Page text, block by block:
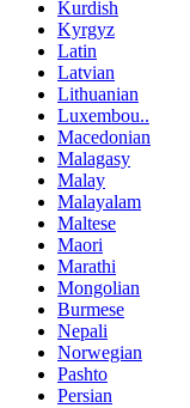
Kurdish
Kyrgyz
Latin
Latvian
Lithuanian
Luxembou..
Macedonian
Malagasy
Malay
Malayalam
Maltese
Maori
Marathi
Mongolian
Burmese
Nepali
Norwegian
Pashto
Persian